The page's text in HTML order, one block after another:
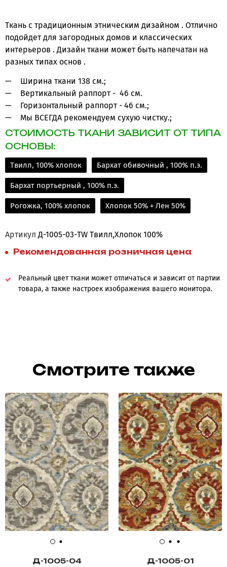
Ткань с традиционным этническим дизайном . Отлично
подойдет для загородных домов и классических
интерьеров . Дизайн ткани может быть напечатан на
разных типах основ .
Ширина ткани 138 см.;
Вертикальный раппорт - 46 см.
Горизонтальный раппорт - 46 см.;
Мы ВСЕГДА рекомендуем сухую чистку.;
СТОИМОСТЬ ТКАНИ ЗАВИСИТ ОТ ТИПА
ОСНОВЫ:
Твилл, 100% хлопок Бархат обивочный , 100% п.э.
Бархат портьерный , 100% п.э.
Рогожка, 100% хлопок Хлопок 50% + Лен 50%
Артикул Д-1005-03-TW Твилл,Хлопок 100%
Рекомендованная розничная цена
Реальный цвет ткани может отличаться и зависит от партии
товара, а также настроек изображения вашего монитора.
Смотрите также
Д-1005-04 Д-1005-01